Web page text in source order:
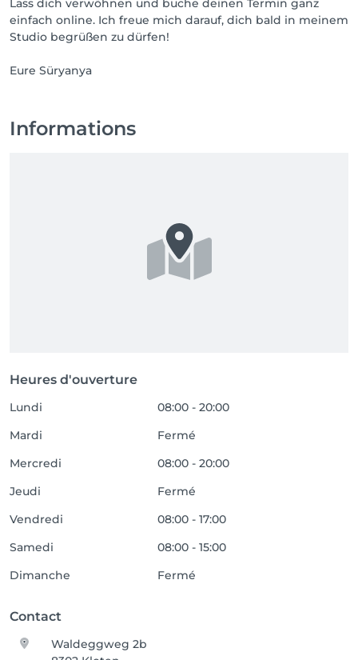
Lass dich verwöhnen und buche deinen Termin ganz
einfach online. Ich freue mich darauf, dich bald in meinem
Studio begrüßen zu dürfen!
Eure Süryanya
Informations
Heures d'ouverture
Lundi
08:00 - 20:00
Mardi
Fermé
Mercredi
08:00 - 20:00
Jeudi
Fermé
Vendredi
08:00 - 17:00
Samedi
08:00 - 15:00
Dimanche
Fermé
Contact
Waldeggweg 2b